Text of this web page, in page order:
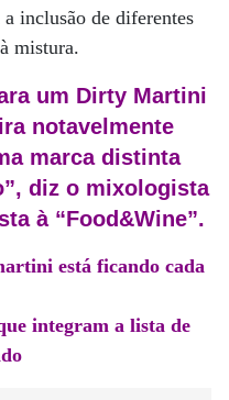
inclusão de diferentes
mistura.
um Dirty Martini
notavelmente
marca distinta
diz o mixologista
à “Food&Wine”.
está ficando cada
integram a lista de